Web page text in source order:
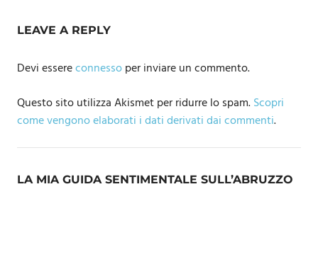
LEAVE A REPLY
Devi essereconnessoper inviare un commento.
Questo sito utilizza Akismet per ridurre lo spam.Scopri
come vengono elaborati i dati derivati dai commenti.
LA MIA GUIDA SENTIMENTALE SULL’ABRUZZO